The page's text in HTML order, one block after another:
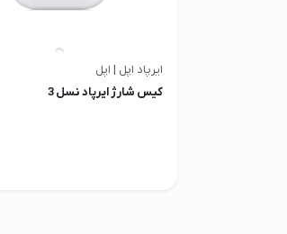
ایرپاد اپل | اپل
کیس شارژ ایرپاد نسل 3